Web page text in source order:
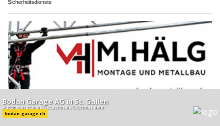
Sicherheitsdienste
M. Hälg Montage und Metallbau GmbH: Zuverlässige Metallkonstruktionen vom Profi